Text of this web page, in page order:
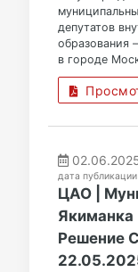
депутатов
образования
в городе
дата публикации
ЦАО |
Якиманка
Решение